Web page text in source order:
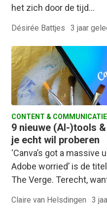
het zich door de tijd…
Désirée Battjes · 3 jaar
CONTENT & COMMUNICATIE
9 nieuwe (AI-)tools
je echt wil proberen
‘Canva’s got a
Adobe worried’ is de
The Verge. Terecht,
Claire van Helsdingen · 3